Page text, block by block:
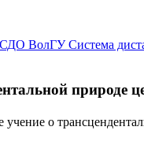
Система
природе
учение о